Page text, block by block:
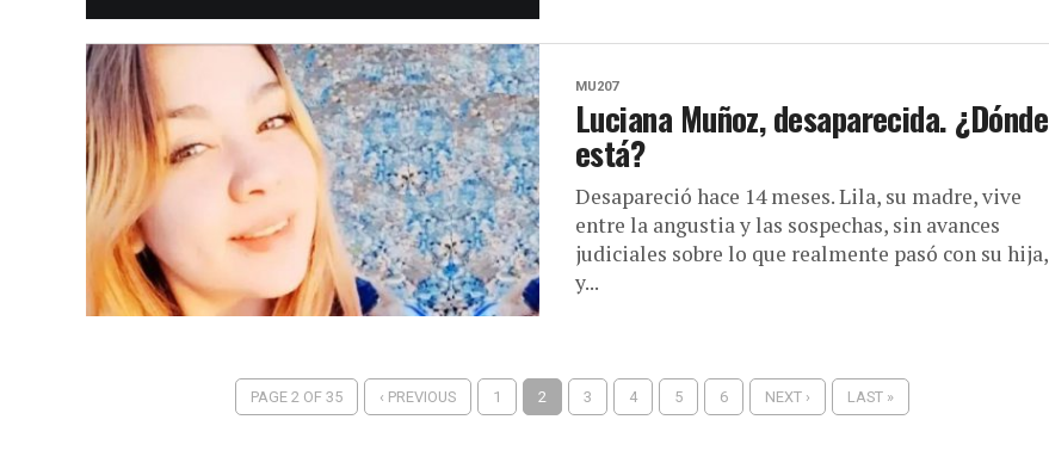
MU207
Luciana Muñoz, desaparecida. ¿Dónde
está?
Desapareció hace 14 meses. Lila, su madre, vive
entre la angustia y las sospechas, sin avances
judiciales sobre lo que realmente pasó con su hija,
y...
PAGE 2 OF 35 ‹ PREVIOUS 1 2 3 4 5 6 NEXT › LAST »